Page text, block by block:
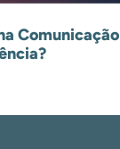
Comunicação